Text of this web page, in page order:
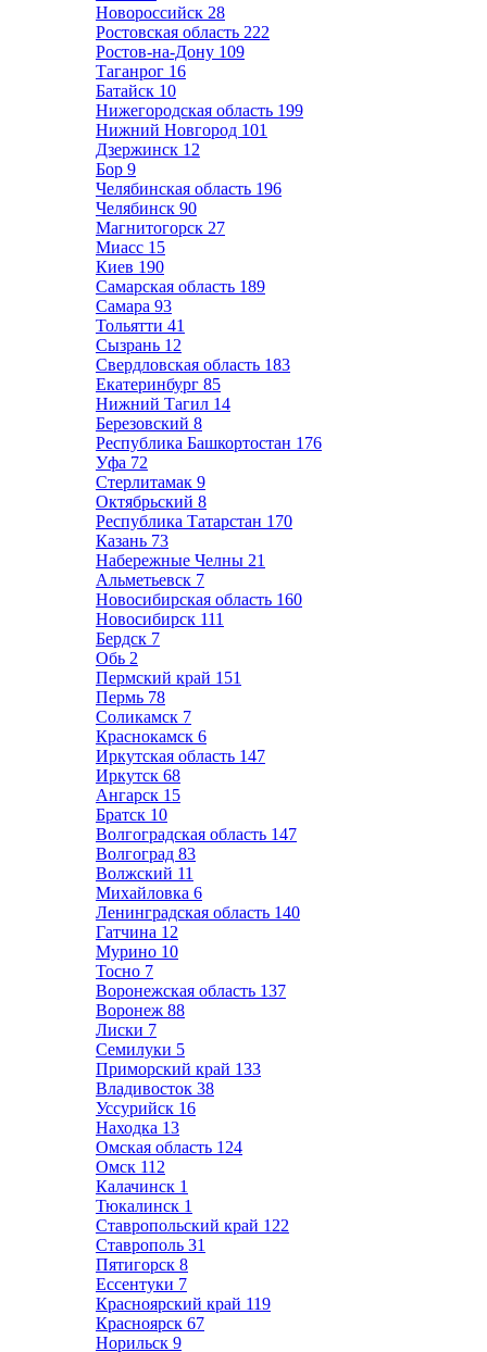
Новороссийск 28
Ростовская область 222
Ростов-на-Дону 109
Таганрог 16
Батайск 10
Нижегородская область 199
Нижний Новгород 101
Дзержинск 12
Бор 9
Челябинская область 196
Челябинск 90
Магнитогорск 27
Миасс 15
Киев 190
Самарская область 189
Самара 93
Тольятти 41
Сызрань 12
Свердловская область 183
Екатеринбург 85
Нижний Тагил 14
Березовский 8
Республика Башкортостан 176
Уфа 72
Стерлитамак 9
Октябрьский 8
Республика Татарстан 170
Казань 73
Набережные Челны 21
Альметьевск 7
Новосибирская область 160
Новосибирск 111
Бердск 7
Обь 2
Пермский край 151
Пермь 78
Соликамск 7
Краснокамск 6
Иркутская область 147
Иркутск 68
Ангарск 15
Братск 10
Волгоградская область 147
Волгоград 83
Волжский 11
Михайловка 6
Ленинградская область 140
Гатчина 12
Мурино 10
Тосно 7
Воронежская область 137
Воронеж 88
Лиски 7
Семилуки 5
Приморский край 133
Владивосток 38
Уссурийск 16
Находка 13
Омская область 124
Омск 112
Калачинск 1
Тюкалинск 1
Ставропольский край 122
Ставрополь 31
Пятигорск 8
Ессентуки 7
Красноярский край 119
Красноярск 67
Норильск 9